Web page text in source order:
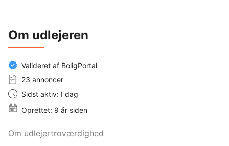
Om udlejeren
Valideret af BoligPortal
23 annoncer
Sidst aktiv: I dag
Oprettet: 9 år siden
Om udlejertroværdighed